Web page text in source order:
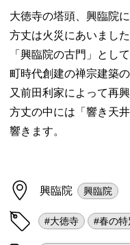
大徳寺の塔頭、興臨院
方丈は火災にあいまし
「興臨院の古門」とし
町時代創建の禅宗建築
又前田利家によって再
方丈の中には「響き天
響きます。
興臨院 興臨院
#大徳寺 #春の特